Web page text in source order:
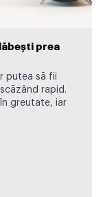
prea
putea să fii
rapid.
greutate, iar